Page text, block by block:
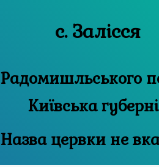
с. Залісся
Радомишльського
Київська
Назва цервки не